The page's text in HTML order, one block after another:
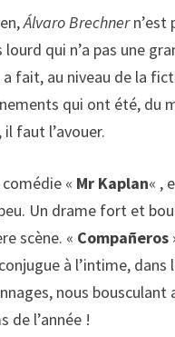
Álvaro Brechnern’est
lourd qui n’a pas une
a fait, au niveau de la
qui ont été, du
il faut l’avouer.
« Mr Kaplan« ,
Un drame fort et
scène. « Compañeros
à l’intime,
nous bousculant
de l’année !